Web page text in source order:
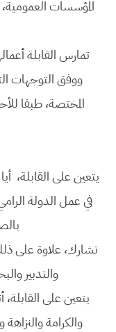
المؤسسات
تمارس القابلة
ووفق التوجهات
المختصة، طبقا
يتعين على القابلة،
في عمل الدولة
تشارك، علاوة على
والتدبير
يتعين على القابلة،
والكرامة والنزاهة